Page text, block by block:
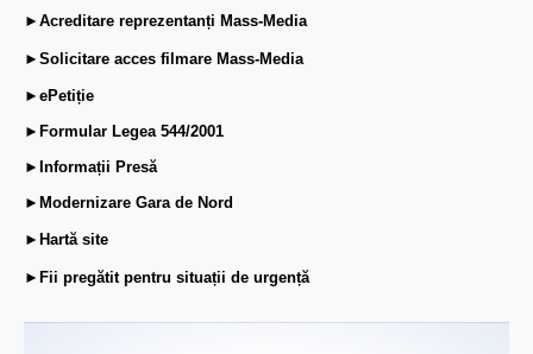
►Acreditare reprezentanți Mass-Media
►Solicitare acces filmare Mass-Media
►ePetiție
►Formular Legea 544/2001
►Informații Presă
►Modernizare Gara de Nord
►Hartă site
►Fii pregătit pentru situații de urgență